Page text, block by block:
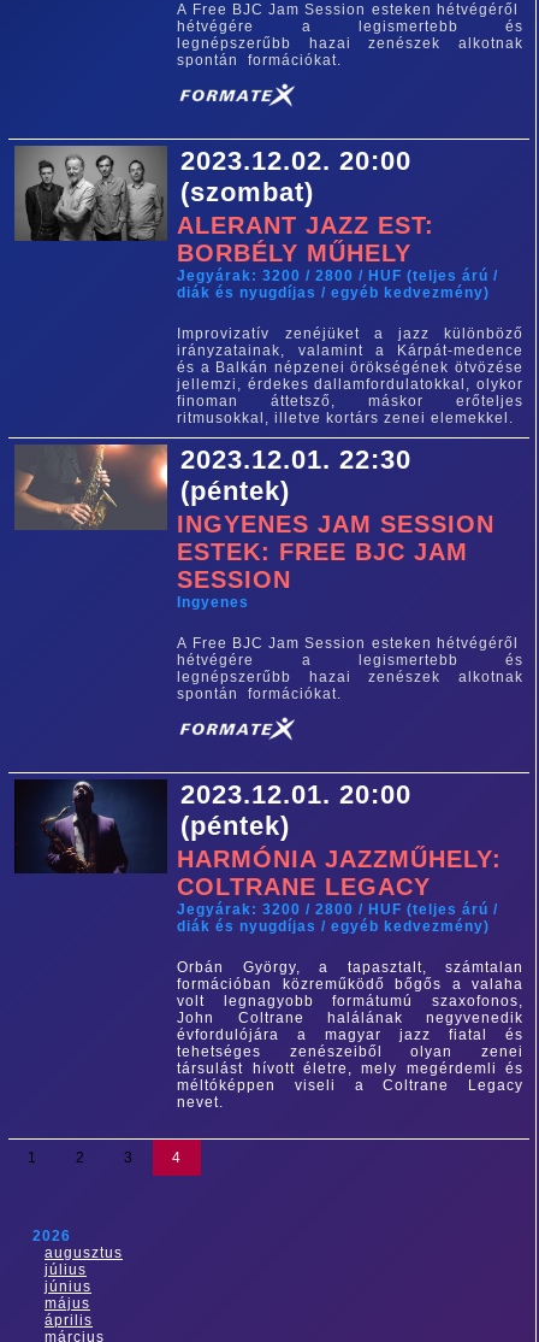
A Free BJC Jam Session esteken hétvégéről
hétvégére a legismertebb és
legnépszerűbb hazai zenészek alkotnak
spontán formációkat.
2023.12.02. 20:00
(szombat)
ALERANT JAZZ EST:
BORBÉLY MŰHELY
Jegyárak: 3200 / 2800 / HUF (teljes árú /
diák és nyugdíjas / egyéb kedvezmény)
Improvizatív zenéjüket a jazz különböző
irányzatainak, valamint a Kárpát-medence
és a Balkán népzenei örökségének ötvözése
jellemzi, érdekes dallamfordulatokkal, olykor
finoman áttetsző, máskor erőteljes
ritmusokkal, illetve kortárs zenei elemekkel.
2023.12.01. 22:30
(péntek)
INGYENES JAM SESSION
ESTEK: FREE BJC JAM
SESSION
Ingyenes
A Free BJC Jam Session esteken hétvégéről
hétvégére a legismertebb és
legnépszerűbb hazai zenészek alkotnak
spontán formációkat.
2023.12.01. 20:00
(péntek)
HARMÓNIA JAZZMŰHELY:
COLTRANE LEGACY
Jegyárak: 3200 / 2800 / HUF (teljes árú /
diák és nyugdíjas / egyéb kedvezmény)
Orbán György, a tapasztalt, számtalan
formációban közreműködő bőgős a valaha
volt legnagyobb formátumú szaxofonos,
John Coltrane halálának negyvenedik
évfordulójára a magyar jazz fiatal és
tehetséges zenészeiből olyan zenei
társulást hívott életre, mely megérdemli és
méltóképpen viseli a Coltrane Legacy
nevet.
1 2 3 4
2026
augusztus
július
június
május
április
március